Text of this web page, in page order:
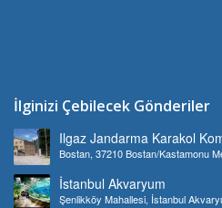
İlginizi Çebilecek Gönderiler
Ilgaz Jandarma Karakol
Bostan, 37210 Bostan/Kastamonu
İstanbul Akvaryum
Şenlikköy Mahallesi, İstanbul